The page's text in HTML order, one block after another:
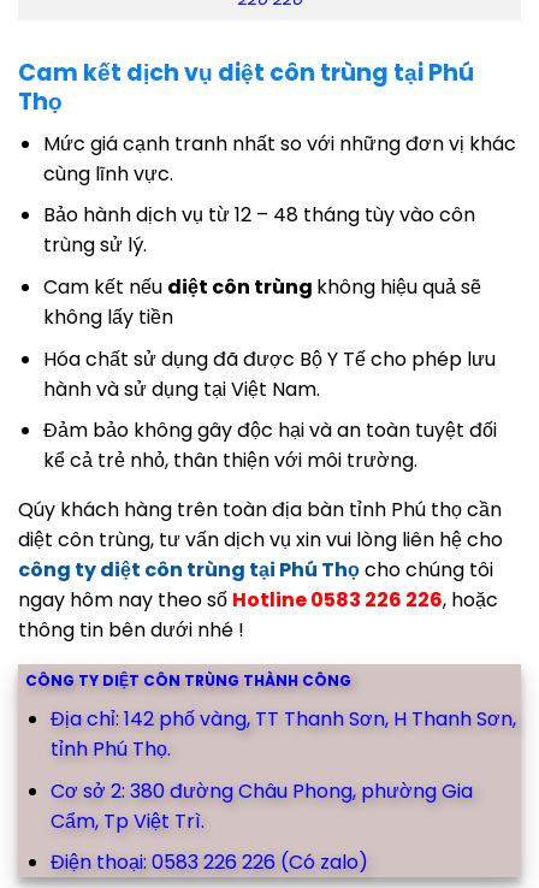
Cam kết dịch vụ diệt côn trùng tại Phú
Thọ
Mức giá cạnh tranh nhất so với những đơn vị khác
cùng lĩnh vực.
Bảo hành dịch vụ từ 12 – 48 tháng tùy vào côn
trùng sử lý.
Cam kết nếu diệt côn trùng không hiệu quả sẽ
không lấy tiền
Hóa chất sử dụng đã được Bộ Y Tế cho phép lưu
hành và sử dụng tại Việt Nam.
Đảm bảo không gây độc hại và an toàn tuyệt đối
kể cả trẻ nhỏ, thân thiện với môi trường.
Qúy khách hàng trên toàn địa bàn tỉnh Phú thọ cần
diệt côn trùng, tư vấn dịch vụ xin vui lòng liên hệ cho
công ty diệt côn trùng tại Phú Thọcho chúng tôi
ngay hôm nay theo số Hotline 0583 226 226, hoặc
thông tin bên dưới nhé !
CÔNG TY DIỆT CÔN TRÙNG THÀNH CÔNG
Địa chỉ: 142 phố vàng, TT Thanh Sơn, H Thanh Sơn,
tỉnh Phú Thọ.
Cơ sở 2: 380 đường Châu Phong, phường Gia
Cẩm, Tp Việt Trì.
Điện thoại: 0583 226 226 (Có zalo)